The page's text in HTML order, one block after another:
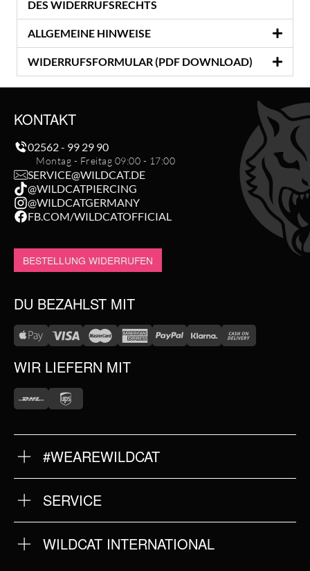
DES WIDERRUFSRECHTS
ALLGEMEINE HINWEISE
WIDERRUFSFORMULAR (PDF DOWNLOAD)
KONTAKT
02562 - 99 29 90
Montag - Freitag 09:00 - 17:00
SERVICE@WILDCAT.DE
@WILDCATPIERCING
@WILDCATGERMANY
FB.COM/WILDCATOFFICIAL
BESTELLUNG WIDERRUFEN
DU BEZAHLST MIT
WIR LIEFERN MIT
#WEAREWILDCAT
HISTORIE
QUALITÄT
STORES
NEWSLETTER ANMELDUNG
SERVICE
RÜCKSENDUNG
JOBS
DATENSCHUTZ
WILDCAT INTERNATIONAL